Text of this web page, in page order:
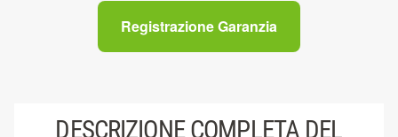
Registrazione Garanzia
DESCRIZIONE COMPLETA DEL